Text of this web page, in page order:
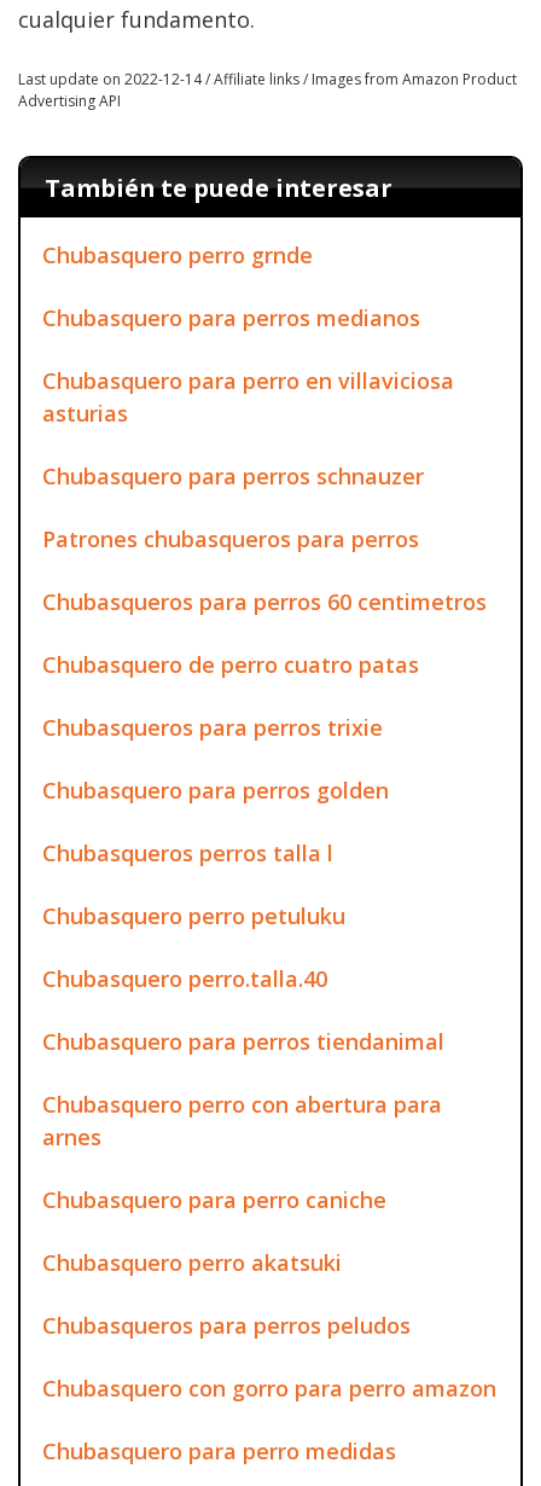
cualquier fundamento.
Last update on 2022-12-14 / Affiliate links / Images from Amazon Product
Advertising API
También te puede interesar
Chubasquero perro grnde
Chubasquero para perros medianos
Chubasquero para perro en villaviciosa
asturias
Chubasquero para perros schnauzer
Patrones chubasqueros para perros
Chubasqueros para perros 60 centimetros
Chubasquero de perro cuatro patas
Chubasqueros para perros trixie
Chubasquero para perros golden
Chubasqueros perros talla l
Chubasquero perro petuluku
Chubasquero perro.talla.40
Chubasquero para perros tiendanimal
Chubasquero perro con abertura para
arnes
Chubasquero para perro caniche
Chubasquero perro akatsuki
Chubasqueros para perros peludos
Chubasquero con gorro para perro amazon
Chubasquero para perro medidas